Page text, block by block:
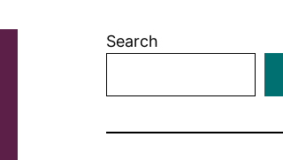
Search